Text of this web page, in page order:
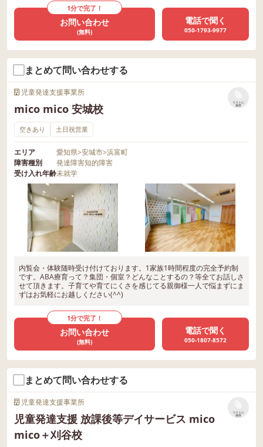
感情コントロールの土台にな
る AliveGYMでは、このよう
な支援を通して、 ・自分の
気持ちに気づく ・言葉で表す
・自分自身を理解する とい
った力を育てていきます。
そして、自分のことを理解で
きるようになることで、 ・
自分で目標に向かう力 ・気持
ちを整える力 ・周囲に頼りす
ぎず行動できる力 へとつな
がっていきます。 これら
は、将来的な自立や自己肯定
感の土台となる大切な力で
す。 ご家庭での変化 ご家庭
からも、 ・「本人の成長を
感じている」 ・「家で一人で
といったお話をいただいてい
ます。 また、お子さまの変
でも本人への関わり方につい
て話し合う機会が増え、少し
ずつ心の余裕にもつながって
いるようです。 子どもの成
長は、本人だけでなく、ご家
族全体にも少しずつ変化を与
えてくれます。 最後に 子ど
もたちは、環境の変化の中で
日々たくさんのことを感じて
1分で完了！
お問い合わせ
(無料)
電話で聞く
050-1793-9977
まとめて問い合わせする
児童発達支援事業所
mico mico 安城校
リストに
保存
空きあり 土日祝営業
エリア 愛知県>安城市>浜富町
障害種別
発達障害知的障害
受け入れ年齢未就学
内覧会・体験随時受け付けております。1家族1時間程度の完全予約制
です。ABA療育って？集団・個室？どんなことするの？等全てお話しさ
せて頂きます。子育てや育てにくさを感じてる親御様一人で悩まずにま
ずはお気軽にお越しください(^^)
1分で完了！
お問い合わせ
(無料)
電話で聞く
050-1807-8572
まとめて問い合わせする
児童発達支援事業所
児童発達支援 放課後等デイサービス mico
mico＋刈谷校
リストに
保存